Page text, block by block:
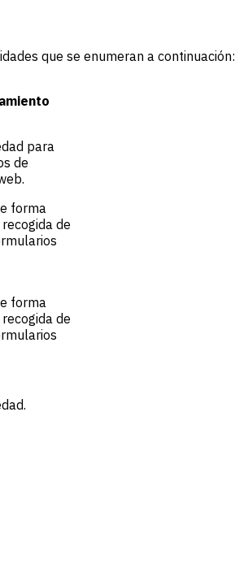
que se enumeran a continuación:
para
de
forma
de
forma
de